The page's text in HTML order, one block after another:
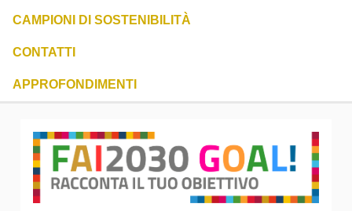
CAMPIONI DI SOSTENIBILITÀ
CONTATTI
APPROFONDIMENTI